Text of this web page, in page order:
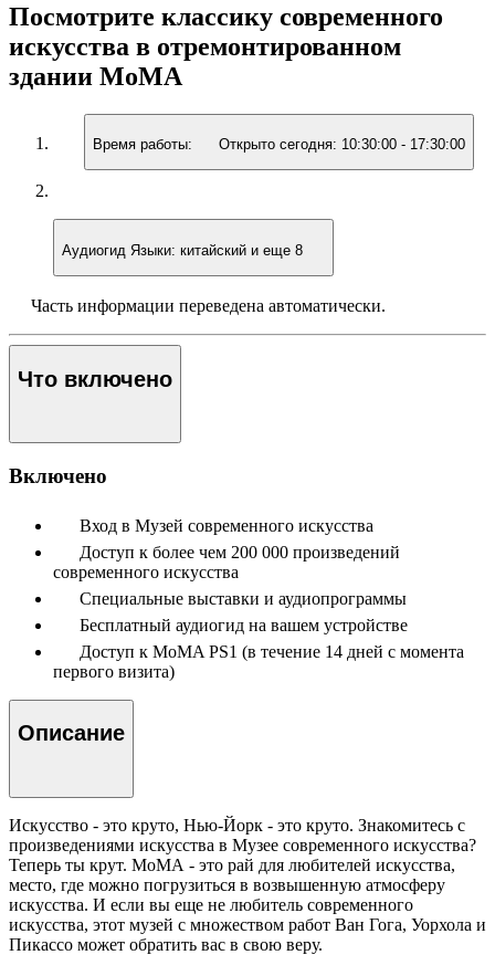
Посмотрите классику современного
искусства в отремонтированном
здании MoMA
Время работы: Открыто сегодня: 10:30:00 - 17:30:00
Аудиогид Языки: китайский и еще 8
Часть информации переведена автоматически.
Что включено
Включено
Вход в Музей современного искусства
Доступ к более чем 200 000 произведений
современного искусства
Специальные выставки и аудиопрограммы
Бесплатный аудиогид на вашем устройстве
Доступ к MoMA PS1 (в течение 14 дней с момента
первого визита)
Описание
Искусство - это круто, Нью-Йорк - это круто. Знакомитесь с
произведениями искусства в Музее современного искусства?
Теперь ты крут. МоМА - это рай для любителей искусства,
место, где можно погрузиться в возвышенную атмосферу
искусства. И если вы еще не любитель современного
искусства, этот музей с множеством работ Ван Гога, Уорхола и
Пикассо может обратить вас в свою веру.